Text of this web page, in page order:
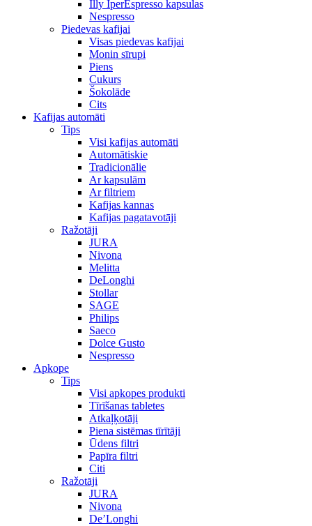
Illy IperEspresso kapsulas
Nespresso
Piedevas kafijai
Visas piedevas kafijai
Monin sīrupi
Piens
Cukurs
Šokolāde
Cits
Kafijas automāti
Tips
Visi kafijas automāti
Automātiskie
Tradicionālie
Ar kapsulām
Ar filtriem
Kafijas kannas
Kafijas pagatavotāji
Ražotāji
JURA
Nivona
Melitta
DeLonghi
Stollar
SAGE
Philips
Saeco
Dolce Gusto
Nespresso
Apkope
Tips
Visi apkopes produkti
Tīrīšanas tabletes
Atkaļķotāji
Piena sistēmas tīrītāji
Ūdens filtri
Papīra filtri
Citi
Ražotāji
JURA
Nivona
De’Longhi